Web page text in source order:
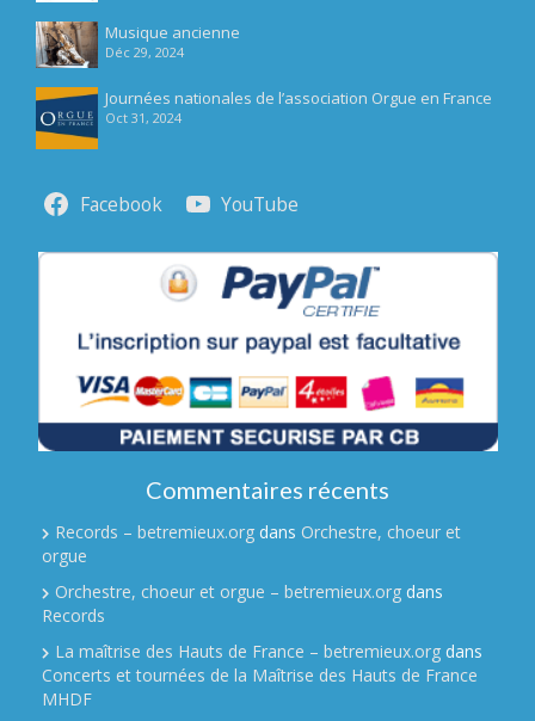
Musique ancienne
Déc 29, 2024
Journées nationales de l’association Orgue en France
Oct 31, 2024
Facebook YouTube
Commentaires récents
Records – betremieux.org dans Orchestre, choeur et
orgue
Orchestre, choeur et orgue – betremieux.org dans
Records
La maîtrise des Hauts de France – betremieux.org dans
Concerts et tournées de la Maîtrise des Hauts de France
MHDF